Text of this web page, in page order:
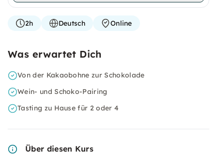
2h Deutsch Online
Was erwartet Dich
Von der Kakaobohne zur Schokolade
Wein- und Schoko-Pairing
Tasting zu Hause für 2 oder 4
Über diesen Kurs